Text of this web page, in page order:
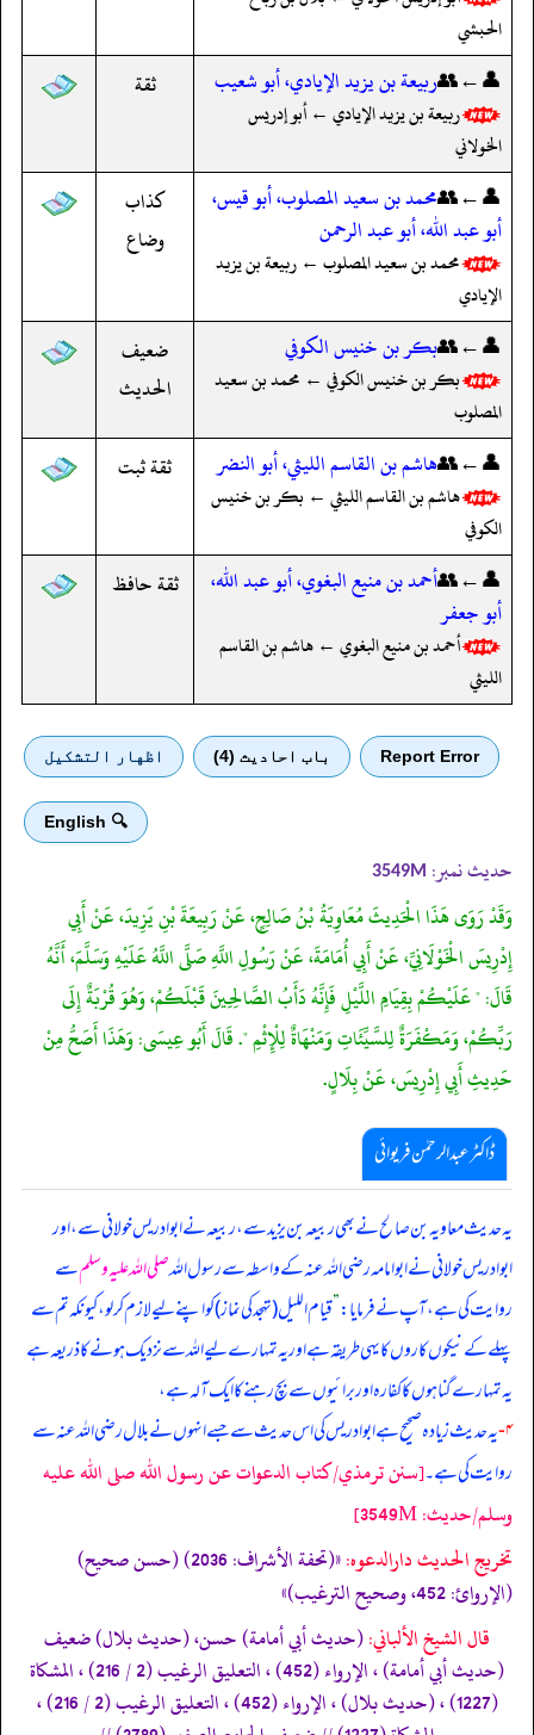
الحبشي
👤←👥ربيعة بن يزيد الإيادي، أبو شعيب
ربيعة بن يزيد الإيادي ← أبو إدريس
الخولاني
ثقة
👤←👥محمد بن سعيد المصلوب، أبو قيس،
أبو عبد الله، أبو عبد الرحمن
محمد بن سعيد المصلوب ← ربيعة بن يزيد
الإيادي
كذاب
وضاع
👤←👥بكر بن خنيس الكوفي
بكر بن خنيس الكوفي ← محمد بن سعيد
المصلوب
ضعيف
الحديث
👤←👥هاشم بن القاسم الليثي، أبو النضر
هاشم بن القاسم الليثي ← بكر بن خنيس
الكوفي
ثقة ثبت
👤←👥أحمد بن منيع البغوي، أبو عبد الله،
أبو جعفر
أحمد بن منيع البغوي ← هاشم بن القاسم
الليثي
ثقة حافظ
Report Error باب احادیث (4) اظهار التشكيل
🔍 English
حدیث نمبر: 3549M
وَقَدْ رَوَى هَذَا الْحَدِيثَ مُعَاوِيَةُ بْنُ صَالِحٍ، عَنْ رَبِيعَةَ بْنِ يَزِيدَ، عَنْ أَبِي
إِدْرِيسَ الْخَوْلَانِيِّ، عَنْ أَبِي أُمَامَةَ، عَنْ رَسُولِ اللَّهِ صَلَّى اللَّهُ عَلَيْهِ وَسَلَّمَ، أَنَّهُ
قَالَ: " عَلَيْكُمْ بِقِيَامِ اللَّيْلِ فَإِنَّهُ دَأَبُ الصَّالِحِينَ قَبْلَكُمْ، وَهُوَ قُرْبَةٌ إِلَى
رَبِّكُمْ، وَمَكْفَرَةٌ لِلسَّيِّئَاتِ وَمَنْهَاةٌ لِلْإِثْمِ ". قَالَ أَبُو عِيسَى: وَهَذَا أَصَحُّ مِنْ
حَدِيثِ أَبِي إِدْرِيسَ، عَنْ بِلَالٍ.
ڈاکٹر عبدالرحمٰن فریوائی
یہ حدیث معاویہ بن صالح نے بھیربیعہ بن یزید سے، ربیعہ نے ابوادریس خولانی سے، اور
ابوادریس خولانی نے ابوامامہ رضی الله عنہ کے واسطہ سے رسول اللہصلی اللہ علیہ وسلمسے
روایت کی ہے، آپ نے فرمایا:”قیام اللیل (تہجد کی نماز) کو اپنے لیے لازم کر لو، کیونکہ تم سے
پہلے کے نیکوں کاروں کا یہی طریقہ ہے اور یہ تمہارے لیے اللہ سے نزدیک ہونے کا ذریعہ ہے
یہ تمہارے گناہوں کا کفارہ اور برائیوں سے بچ رہنے کا ایک آلہ ہے،
۴- یہ حدیث زیادہ صحیح ہے ابوادریس کی اس حدیث سے جسے انہوں نے بلال رضی الله عنہ سے
روایت کی ہے۔[سنن ترمذي/كتاب الدعوات عن رسول الله صلى الله عليه
وسلم/حدیث: 3549M]
تخریج الحدیث دارالدعوہ:
«(تحفة الأشراف: 2036) (حسن صحیح)
(الإروائ: 452، وصحیح الترغیب)»
قال الشيخ الألباني:(حديث أبي أمامة) حسن، (حديث بلال) ضعيف
(حديث أبي أمامة) ، الإرواء (452) ، التعليق الرغيب (2 / 216) ، المشكاة
(1227) ، (حديث بلال) ، الإرواء (452) ، التعليق الرغيب (2 / 216) ،